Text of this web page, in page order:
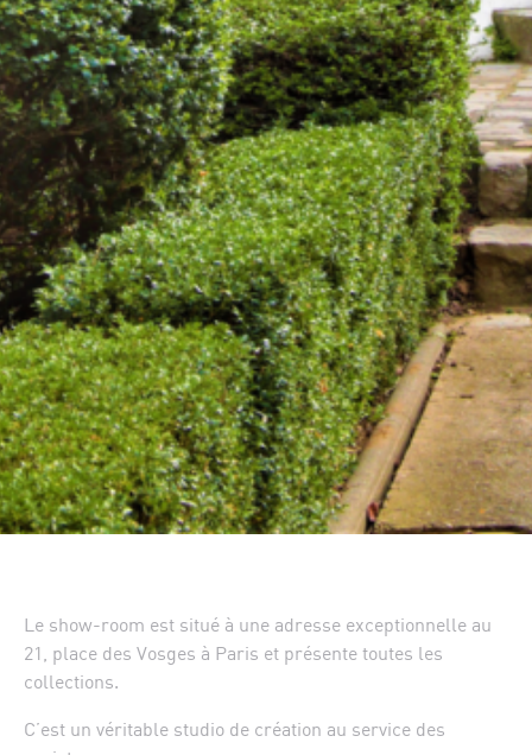
Le show-room est situé à une adresse exceptionnelle au
21, place des Vosges à Paris et présente toutes les
collections.
C’est un véritable studio de création au service des